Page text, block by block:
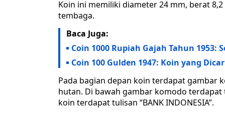
Koin ini memiliki diameter 24 mm, berat
tembaga.
Baca Juga:
Coin 1000 Rupiah Gajah Tahun
Coin 100 Gulden 1947: Koin yang
Pada bagian depan koin terdapat gambar
hutan. Di bawah gambar komodo terdapat
koin terdapat tulisan “BANK INDONESIA”.